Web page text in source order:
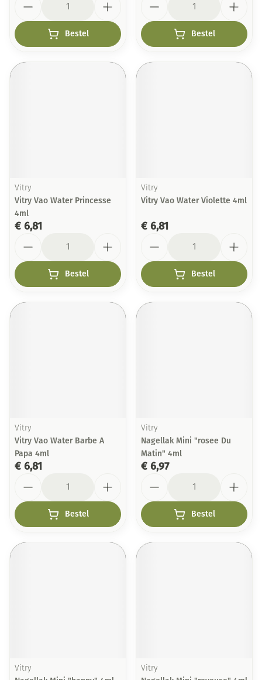
Bestel Bestel
Vitry
Vitry Vao Water Princesse
4ml
€ 6,81
Bestel
Vitry
Vitry Vao Water Violette 4ml
€ 6,81
Bestel
Vitry
Vitry Vao Water Barbe A
Papa 4ml
€ 6,81
Bestel
Vitry
Nagellak Mini "rosee Du
Matin" 4ml
€ 6,97
Bestel
Vitry Vitry